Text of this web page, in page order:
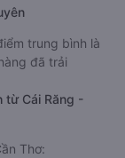
trung bình là
đã trải
từ Cái Răng -
Thơ: